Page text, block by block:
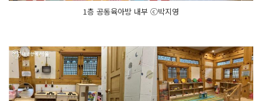
1층 공동육아방 내부 ⓒ박지영